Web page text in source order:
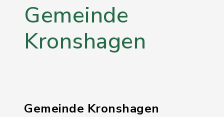
Gemeinde
Kronshagen
Gemeinde Kronshagen